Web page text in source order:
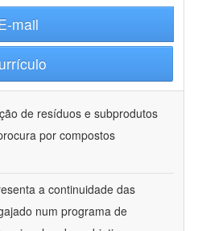
mail
de resíduos e subprodutos
por compostos
a continuidade das
num programa de